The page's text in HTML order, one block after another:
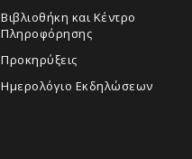
Βιβλιοθήκη και Κέντρο
Πληροφόρησης
Προκηρύξεις
Ημερολόγιο Εκδηλώσεων